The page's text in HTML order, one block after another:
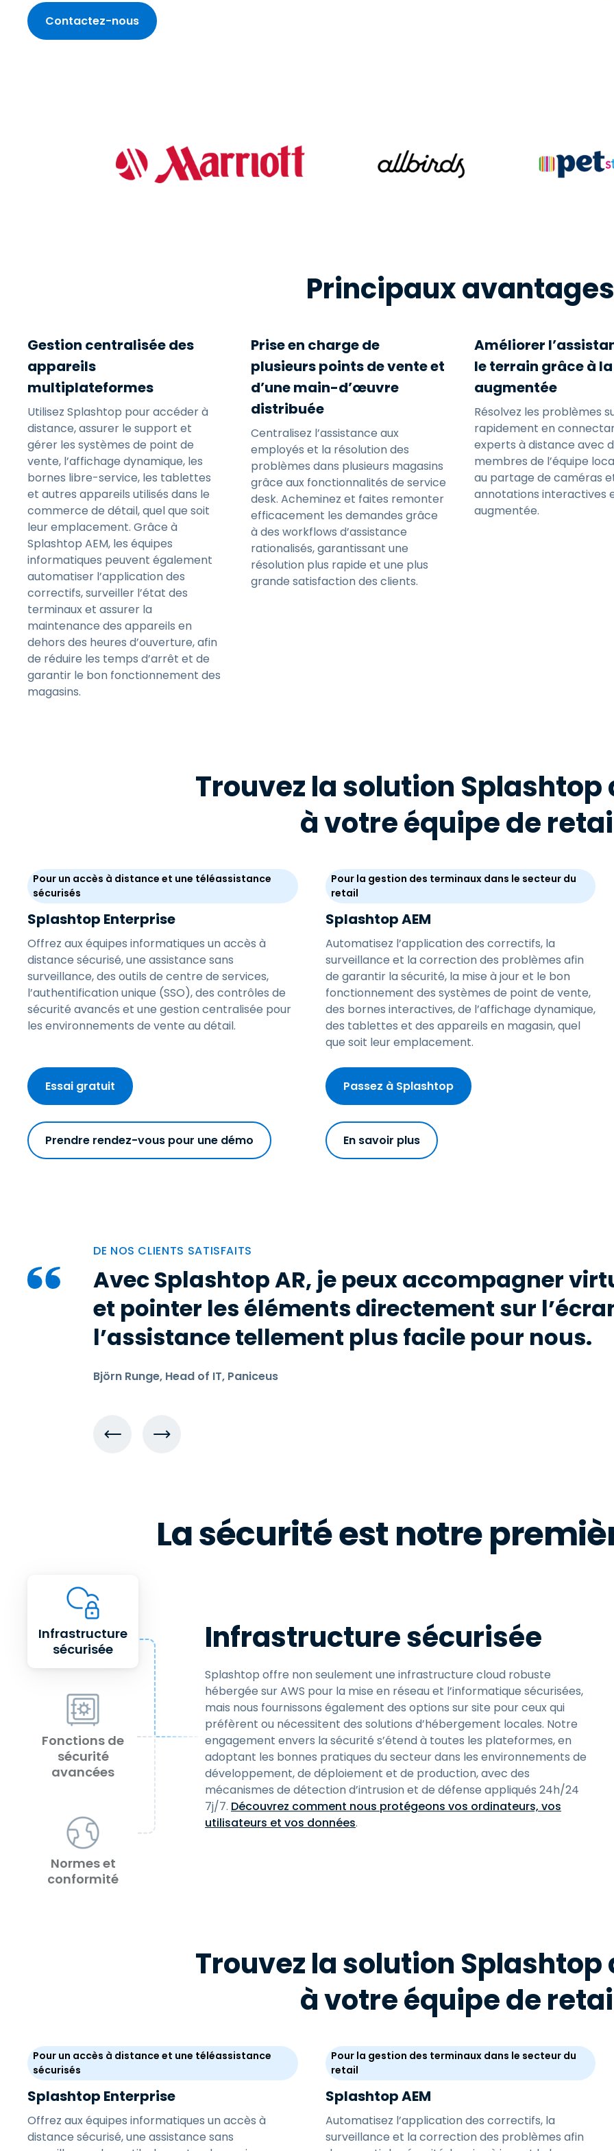
terminaux
Voir tous
Contactez-nous
Principaux avantages
Gestion centralisée des
appareils
multiplateformes
Utilisez Splashtop pour accéder à
distance, assurer le support et
gérer les systèmes de point de
vente, l’affichage dynamique, les
bornes libre-service, les tablettes
et autres appareils utilisés dans le
commerce de détail, quel que soit
leur emplacement. Grâce à
Splashtop AEM, les équipes
informatiques peuvent également
automatiser l’application des
correctifs, surveiller l’état des
terminaux et assurer la
maintenance des appareils en
dehors des heures d’ouverture, afin
de réduire les temps d’arrêt et de
garantir le bon fonctionnement des
magasins.
Prise en charge de
plusieurs points de vente et
d’une main-d’œuvre
distribuée
Centralisez l’assistance aux
employés et la résolution des
problèmes dans plusieurs magasins
grâce aux fonctionnalités de service
desk. Acheminez et faites remonter
efficacement les demandes grâce
à des workflows d’assistance
rationalisés, garantissant une
résolution plus rapide et une plus
grande satisfaction des clients.
Améliorer
le terrain grâce à
augmentée
Résolvez les problèmes
rapidement en
experts à distance avec
membres de l’équipe
au partage de caméras
annotations interactives
augmentée.
Trouvez la solution
à votre équipe de
Pour un accès à distance et une téléassistance
sécurisés
Splashtop Enterprise
Offrez aux équipes informatiques un accès à
distance sécurisé, une assistance sans
surveillance, des outils de centre de services,
l’authentification unique (SSO), des contrôles de
sécurité avancés et une gestion centralisée pour
les environnements de vente au détail.
Essai gratuit
Prendre rendez-vous pour une démo
Pour la gestion des terminaux dans le secteur du
retail
Splashtop AEM
Automatisez l’application des correctifs, la
surveillance et la correction des problèmes afin
de garantir la sécurité, la mise à jour et le bon
fonctionnement des systèmes de point de vente,
des bornes interactives, de l’affichage dynamique,
des tablettes et des appareils en magasin, quel
que soit leur emplacement.
Passez à Splashtop
En savoir plus
DE NOS CLIENTS SATISFAITS
Avec Splashtop AR, je peux accompagner
et pointer les éléments directement sur
l’assistance tellement plus facile pour nous.
Björn Runge, Head of IT, Paniceus
La sécurité est notre
Infrastructure
sécurisée
Fonctions de
sécurité
avancées
Normes et
conformité
Infrastructure sécurisée
Splashtop offre non seulement une infrastructure cloud robuste
hébergée sur AWS pour la mise en réseau et l’informatique sécurisées,
mais nous fournissons également des options sur site pour ceux qui
préfèrent ou nécessitent des solutions d’hébergement locales. Notre
engagement envers la sécurité s’étend à toutes les plateformes, en
adoptant les bonnes pratiques du secteur dans les environnements de
développement, de déploiement et de production, avec des
mécanismes de détection d’intrusion et de défense appliqués 24h/24
7j/7. Découvrez comment nous protégeons vos ordinateurs, vos
utilisateurs et vos données.
Trouvez la solution
à votre équipe de
Pour un accès à distance et une téléassistance
sécurisés
Splashtop Enterprise
Offrez aux équipes informatiques un accès à
distance sécurisé, une assistance sans
Pour la gestion des terminaux dans le secteur du
retail
Splashtop AEM
Automatisez l’application des correctifs, la
surveillance et la correction des problèmes afin